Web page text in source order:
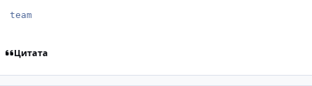
team
Цитата